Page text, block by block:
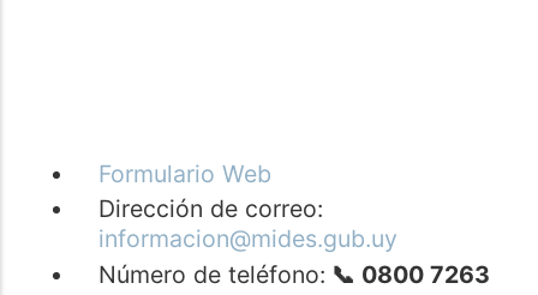
Formulario Web
Dirección de correo:
informacion@mides.gub.uy
Número de teléfono: 📞 0800 7263